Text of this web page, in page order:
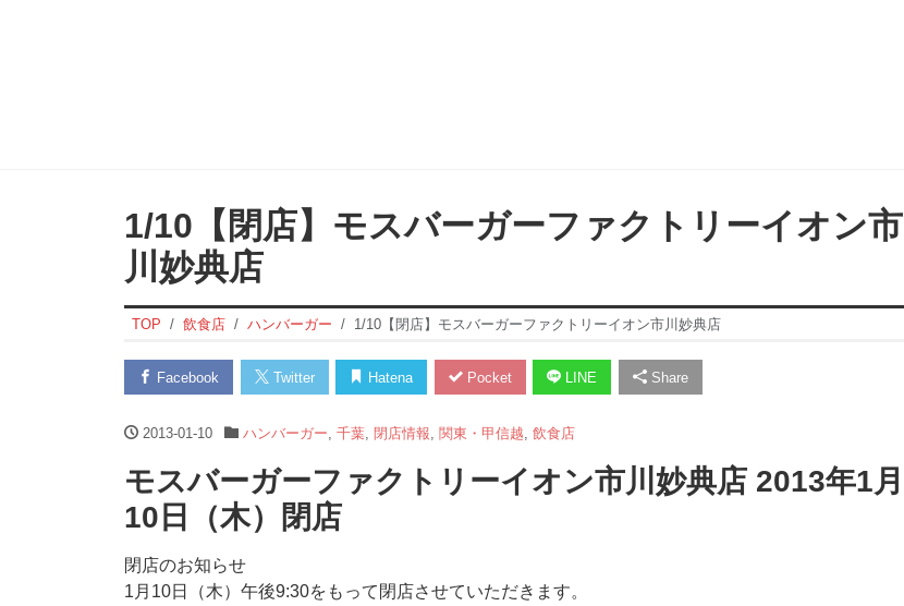
1/10【閉店】モスバーガーファクトリーイオン市
川妙典店
TOP 飲食店 ハンバーガー 1/10【閉店】モスバーガーファクトリーイオン市川妙典店
Facebook Twitter Hatena Pocket LINE Share
2013-01-10 ハンバーガー 千葉, 閉店情報 関東・甲信越 飲食店
モスバーガーファクトリーイオン市川妙典店 2013年1月
10日（木）閉店
閉店のお知らせ
1月10日（木）午後9:30をもって閉店させていただきます。